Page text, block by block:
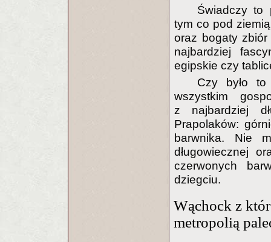
Świadczy to
tym co pod
oraz bogaty
najbardziej
egipskie czy
Czy było to
wszystkim
z najbardziej
Prapolaków:
barwnika. Nie
długowiecznej
czerwonych
dziegciu.
Wąchock z
metropolią